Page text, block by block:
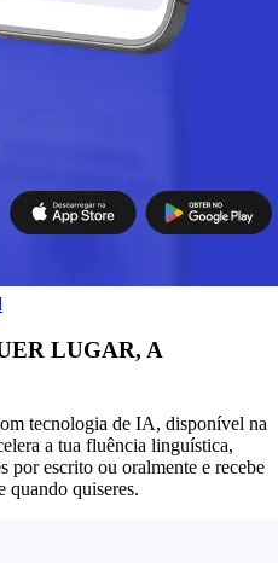
LUGAR, A
tecnologia de IA, disponível na
a tua fluência linguística,
por escrito ou oralmente e recebe
quando quiseres.